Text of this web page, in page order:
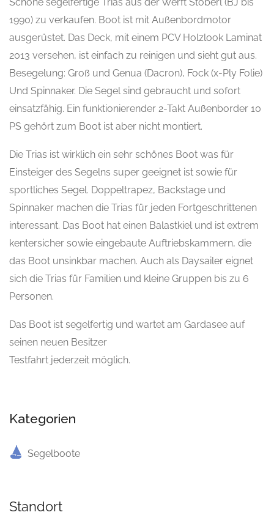
1990) zu verkaufen. Boot ist mit Außenbordmotor
ausgerüstet. Das Deck, mit einem PCV Holzlook Laminat
2013 versehen, ist einfach zu reinigen und sieht gut aus.
Besegelung: Groß und Genua (Dacron), Fock (x-Ply Folie)
Und Spinnaker. Die Segel sind gebraucht und sofort
einsatzfähig. Ein funktionierender 2-Takt Außenborder 10
PS gehört zum Boot ist aber nicht montiert.
Die Trias ist wirklich ein sehr schönes Boot was für
Einsteiger des Segelns super geeignet ist sowie für
sportliches Segel. Doppeltrapez, Backstage und
Spinnaker machen die Trias für jeden Fortgeschrittenen
interessant. Das Boot hat einen Balastkiel und ist extrem
kentersicher sowie eingebaute Auftriebskammern, die
das Boot unsinkbar machen. Auch als Daysailer eignet
sich die Trias für Familien und kleine Gruppen bis zu 6
Personen.
Das Boot ist segelfertig und wartet am Gardasee auf
seinen neuen Besitzer
Testfahrt jederzeit möglich.
Kategorien
Segelboote
Standort